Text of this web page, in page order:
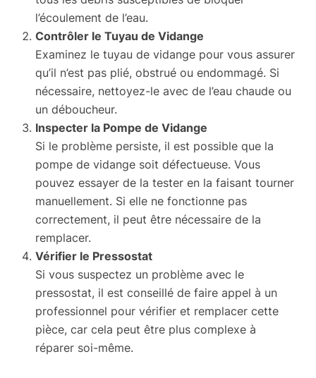
l’écoulement de l’eau.
Contrôler le Tuyau de Vidange
Examinez le tuyau de vidange pour vous assurer
qu’il n’est pas plié, obstrué ou endommagé. Si
nécessaire, nettoyez-le avec de l’eau chaude ou
un déboucheur.
Inspecter la Pompe de Vidange
Si le problème persiste, il est possible que la
pompe de vidange soit défectueuse. Vous
pouvez essayer de la tester en la faisant tourner
manuellement. Si elle ne fonctionne pas
correctement, il peut être nécessaire de la
remplacer.
Vérifier le Pressostat
Si vous suspectez un problème avec le
pressostat, il est conseillé de faire appel à un
professionnel pour vérifier et remplacer cette
pièce, car cela peut être plus complexe à
réparer soi-même.